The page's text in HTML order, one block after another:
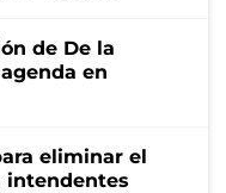
de De la
en
eliminar el
intendentes